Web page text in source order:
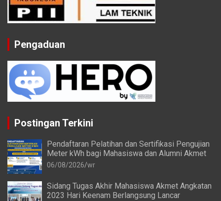
Pengaduan
Postingan Terkini
Pendaftaran Pelatihan dan Sertifikasi Pengujian
Meter kWh bagi Mahasiswa dan Alumni Akmet
06/08/2026 wr
Sidang Tugas Akhir Mahasiswa Akmet Angkatan
2023 Hari Keenam Berlangsung Lancar